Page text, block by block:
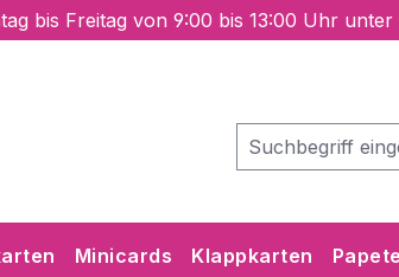
bis Freitag von 9:00 bis 13:00 Uhr unter
Minicards Klappkarten